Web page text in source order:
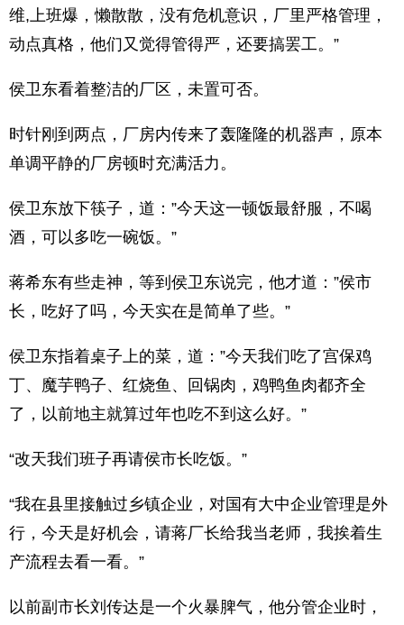
维,上班爆，懒散散，没有危机意识，厂里严格管理，
动点真格，他们又觉得管得严，还要搞罢工。”
侯卫东看着整洁的厂区，未置可否。
时针刚到两点，厂房内传来了轰隆隆的机器声，原本
单调平静的厂房顿时充满活力。
侯卫东放下筷子，道：”今天这一顿饭最舒服，不喝
酒，可以多吃一碗饭。”
蒋希东有些走神，等到侯卫东说完，他才道：”侯市
长，吃好了吗，今天实在是简单了些。”
侯卫东指着桌子上的菜，道：”今天我们吃了宫保鸡
丁、魔芋鸭子、红烧鱼、回锅肉，鸡鸭鱼肉都齐全
了，以前地主就算过年也吃不到这么好。”
“改天我们班子再请侯市长吃饭。”
“我在县里接触过乡镇企业，对国有大中企业管理是外
行，今天是好机会，请蒋厂长给我当老师，我挨着生
产流程去看一看。”
以前副市长刘传达是一个火暴脾气，他分管企业时，